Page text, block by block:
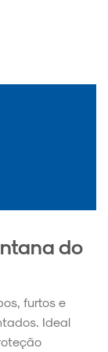
do
furtos e
Ideal